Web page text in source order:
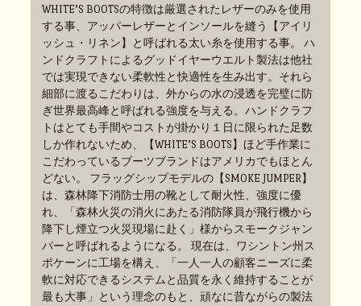
WHITE’S BOOTSの特徴は厳選されたレザーのみを使用
する事、アッパーレザーとインソールを縫う【アイリ
ッシュ・リネン】と呼ばれる太い糸を使用する事。 ハ
ンドクラフトによるグッドイヤーウエルト製法は他社
では実現できない柔軟性と快適性を生み出す。それら
細部に渡るこだわりは、外からの水の浸透を完璧に防
ぎ世界最高峰と呼ばれる強度を与える。ハンドクラフ
トはとても手間やコストが掛かり１日に限られた足数
しか作れないため、【WHITE’S BOOTS】ほど手作業に
こだわっているブーツブランドはアメリカでもほとん
どない。 フラッグシップモデルの【SMOKE JUMPER】
は、森林降下消防士用の靴として耐火性、強度に優
れ、「森林火災の消火にあたる消防隊員が飛行機から
降下し煙立つ火災現場に赴く」様からスモークジャン
パーと呼ばれるようになる。 現在は、ワシントン州ス
ポケーンに工場を構え、「一人一人の顧客ニーズに柔
軟に対応できるシステムと品質を永く維持することが
最も大事」という理念のもと、頑なに昔ながらの製法